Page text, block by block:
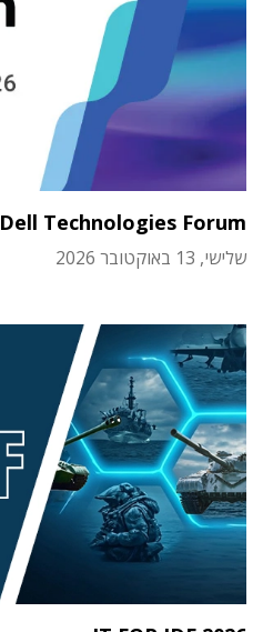
Dell Technologies Forum
שלישי, 13 באוקטובר 2026